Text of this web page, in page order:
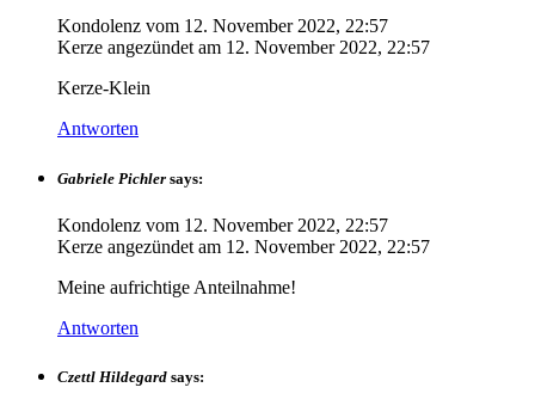
Kondolenz vom 12. November 2022, 22:57
Kerze angezündet am 12. November 2022, 22:57
Kerze-Klein
Antworten
Gabriele Pichler says:
Kondolenz vom 12. November 2022, 22:57
Kerze angezündet am 12. November 2022, 22:57
Meine aufrichtige Anteilnahme!
Antworten
Czettl Hildegard says: